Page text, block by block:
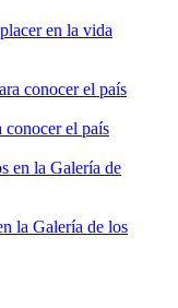
en la vida
el país
la Galería de los